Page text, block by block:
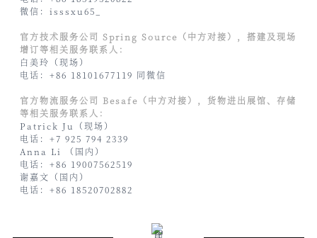
微信：isssxu65_
官方技术服务公司 Spring Source（中方对接），搭建及现场
增订等相关服务联系人：
白美玲（现场）
电话：+86 18101677119 同微信
官方物流服务公司 Besafe（中方对接），货物进出展馆、存储
等相关服务联系人：
Patrick Ju（现场）
电话：+7 925 794 2339
Anna Li （国内）
电话：+86 19007562519
谢嘉文（国内）
电话：+86 18520702882